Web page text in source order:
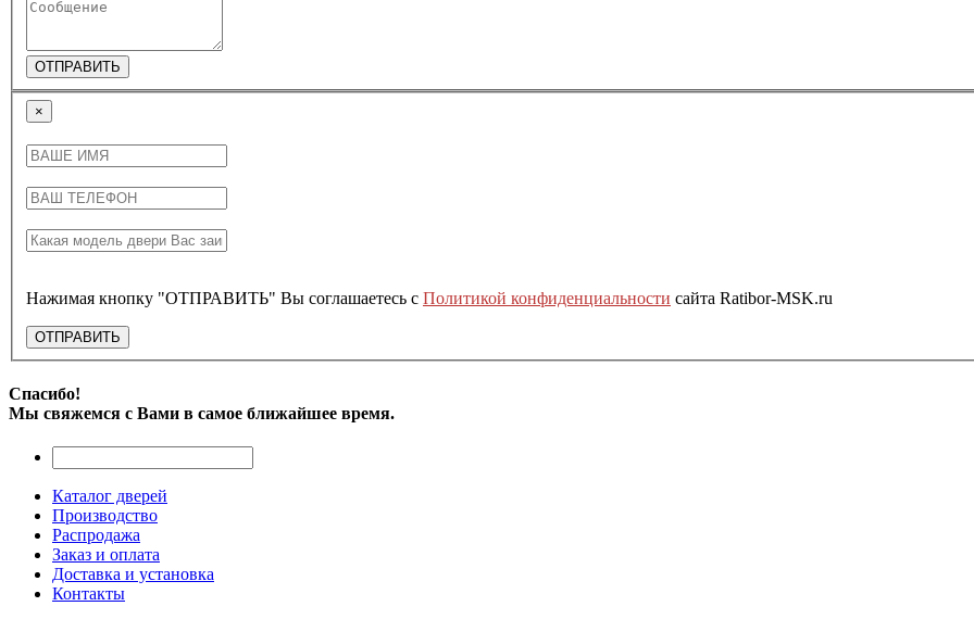
ОТПРАВИТЬ
×
Нажимая кнопку "ОТПРАВИТЬ" Вы соглашаетесь с Политикой конфиденциальности сайта Ratibor-MSK.ru
ОТПРАВИТЬ
Спасибо!
Мы свяжемся с Вами в самое ближайшее время.
Каталог дверей
Производство
Распродажа
Заказ и оплата
Доставка и установка
Контакты